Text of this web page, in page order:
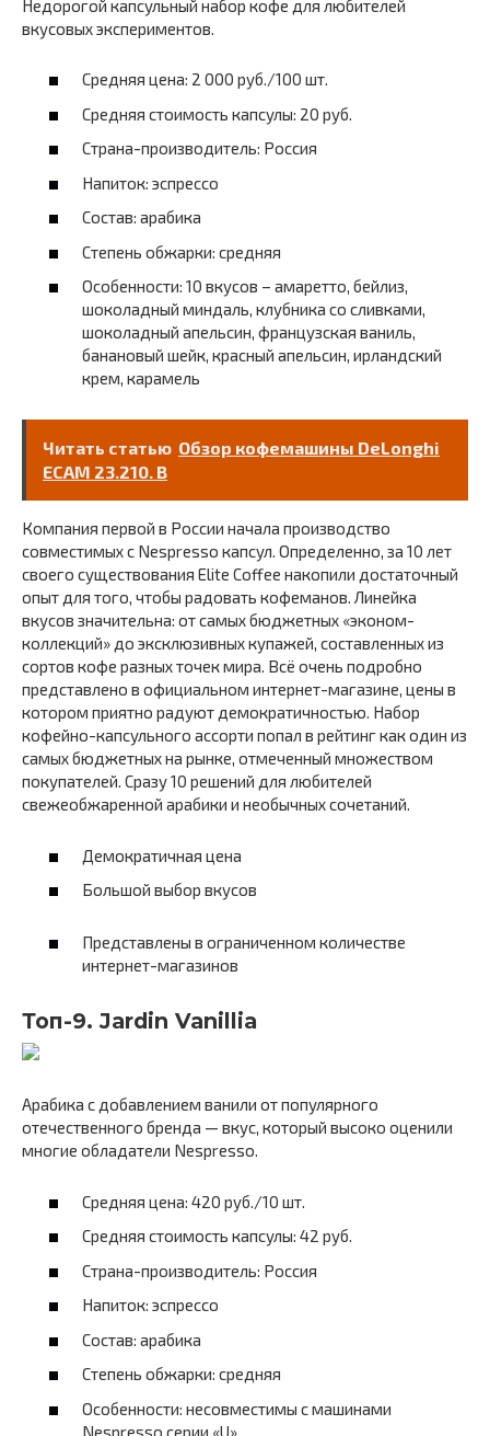
Недорогой капсульный набор кофе для любителей
вкусовых экспериментов.
Средняя цена: 2 000 руб./100 шт.
Средняя стоимость капсулы: 20 руб.
Страна-производитель: Россия
Напиток: эспрессо
Состав: арабика
Степень обжарки: средняя
Особенности: 10 вкусов – амаретто, бейлиз,
шоколадный миндаль, клубника со сливками,
шоколадный апельсин, французская ваниль,
банановый шейк, красный апельсин, ирландский
крем, карамель
Читать статью Обзор кофемашины DeLonghi
ECAM 23.210. B
Компания первой в России начала производство
совместимых с Nespresso капсул. Определенно, за 10 лет
своего существования Elite Coffee накопили достаточный
опыт для того, чтобы радовать кофеманов. Линейка
вкусов значительна: от самых бюджетных «эконом-
коллекций» до эксклюзивных купажей, составленных из
сортов кофе разных точек мира. Всё очень подробно
представлено в официальном интернет-магазине, цены в
котором приятно радуют демократичностью. Набор
кофейно-капсульного ассорти попал в рейтинг как один из
самых бюджетных на рынке, отмеченный множеством
покупателей. Сразу 10 решений для любителей
свежеобжаренной арабики и необычных сочетаний.
Демократичная цена
Большой выбор вкусов
Представлены в ограниченном количестве
интернет-магазинов
Топ-9. Jardin Vanillia
Арабика с добавлением ванили от популярного
отечественного бренда — вкус, который высоко оценили
многие обладатели Nespresso.
Средняя цена: 420 руб./10 шт.
Средняя стоимость капсулы: 42 руб.
Страна-производитель: Россия
Напиток: эспрессо
Состав: арабика
Степень обжарки: средняя
Особенности: несовместимы с машинами
Nespresso серии «U»